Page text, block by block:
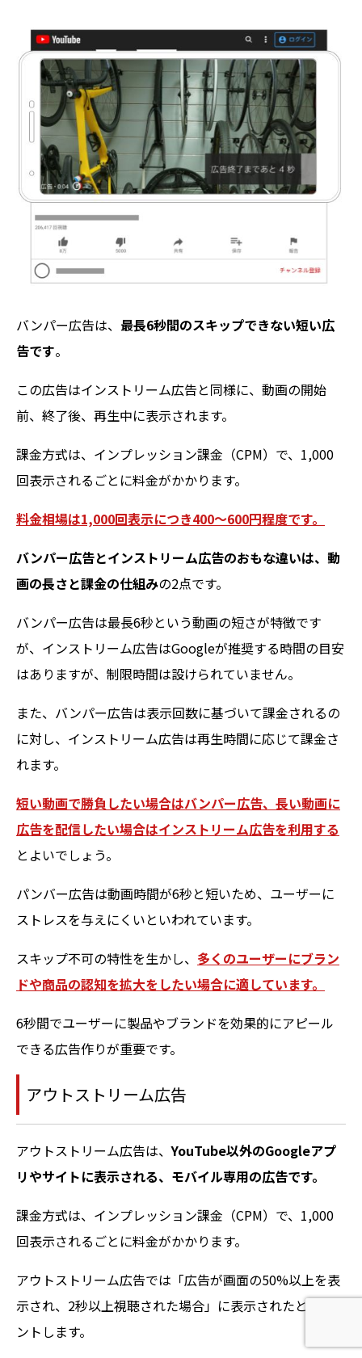
バンパー広告は、 最長6秒間のスキップできない短い広
告です。
この広告はインストリーム広告と同様に、動画の開始
前、終了後、再生中に表示されます。
課金方式は、インプレッション課金（CPM）で、1,000
回表示されるごとに料金がかかります。
料金相場は1,000回表示につき400〜600円程度です。
バンパー広告とインストリーム広告のおもな違いは、動
画の長さと課金の仕組みの2点です。
バンパー広告は最長6秒という動画の短さが特徴です
が、インストリーム広告はGoogleが推奨する時間の目安
はありますが、制限時間は設けられていません。
また、バンパー広告は表示回数に基づいて課金されるの
に対し、インストリーム広告は再生時間に応じて課金さ
れます。
短い動画で勝負したい場合はバンパー広告、長い動画に
広告を配信したい場合はインストリーム広告を利用する
とよいでしょう。
パンバー広告は動画時間が6秒と短いため、ユーザーに
ストレスを与えにくいといわれています。
スキップ不可の特性を生かし、 多くのユーザーにブラン
ドや商品の認知を拡大をしたい場合に適しています。
6秒間でユーザーに製品やブランドを効果的にアピール
できる広告作りが重要です。
アウトストリーム広告
アウトストリーム広告は、YouTube以外のGoogleアプ
リやサイトに表示される、モバイル専用の広告です。
課金方式は、インプレッション課金（CPM）で、1,000
回表示されるごとに料金がかかります。
アウトストリーム広告では「広告が画面の50%以上を表
示され、2秒以上視聴された場合」に表示されたとカウ
ントします。